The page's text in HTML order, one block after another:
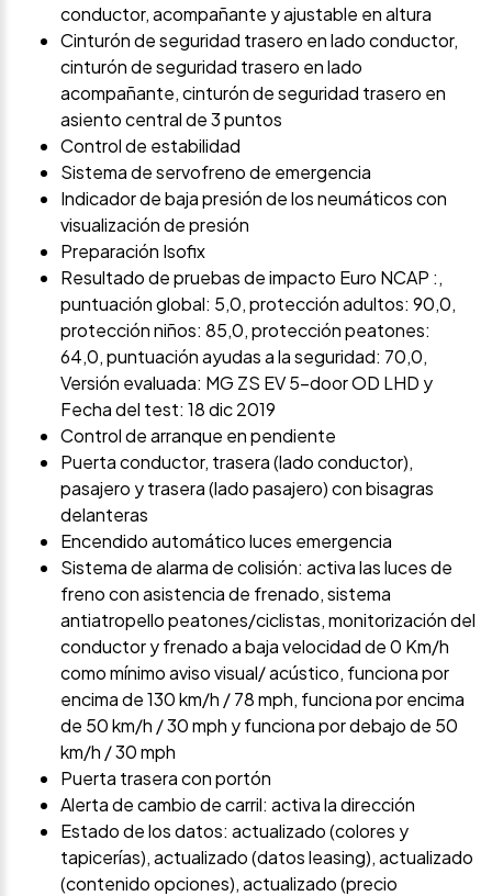
conductor, acompañante y ajustable en altura
Cinturón de seguridad trasero en lado conductor,
cinturón de seguridad trasero en lado
acompañante, cinturón de seguridad trasero en
asiento central de 3 puntos
Control de estabilidad
Sistema de servofreno de emergencia
Indicador de baja presión de los neumáticos con
visualización de presión
Preparación Isofix
Resultado de pruebas de impacto Euro NCAP :,
puntuación global: 5,0, protección adultos: 90,0,
protección niños: 85,0, protección peatones:
64,0, puntuación ayudas a la seguridad: 70,0,
Versión evaluada: MG ZS EV 5-door OD LHD y
Fecha del test: 18 dic 2019
Control de arranque en pendiente
Puerta conductor, trasera (lado conductor),
pasajero y trasera (lado pasajero) con bisagras
delanteras
Encendido automático luces emergencia
Sistema de alarma de colisión: activa las luces de
freno con asistencia de frenado, sistema
antiatropello peatones/ciclistas, monitorización del
conductor y frenado a baja velocidad de 0 Km/h
como mínimo aviso visual/ acústico, funciona por
encima de 130 km/h / 78 mph, funciona por encima
de 50 km/h / 30 mph y funciona por debajo de 50
km/h / 30 mph
Puerta trasera con portón
Alerta de cambio de carril: activa la dirección
Estado de los datos: actualizado (colores y
tapicerías), actualizado (datos leasing), actualizado
(contenido opciones), actualizado (precio